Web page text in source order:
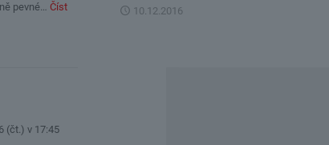
10.12.2016
pevné… Číst
(čt.) v 17:45